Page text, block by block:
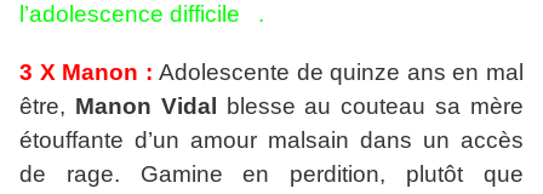
l’adolescence difficile .
3 X Manon :Adolescente de quinze ans en mal
être, Manon Vidal
blesse au couteau sa mère
étouffante d’un amour malsain dans un accès
de rage. Gamine en perdition, plutôt que